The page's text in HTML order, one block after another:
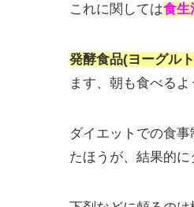
これに関しては食生
発酵食品(ヨーグル
ます、朝も食べる
ダイエットでの食
たほうが、結果的に